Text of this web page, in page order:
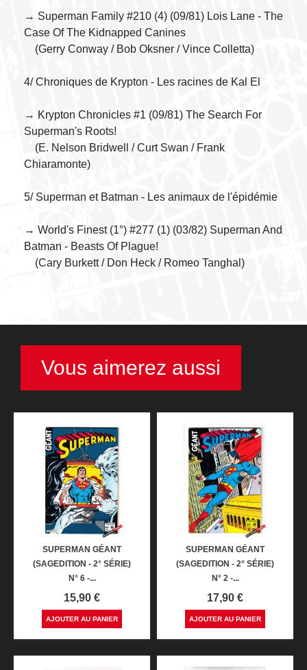
→ Superman Family #210 (4) (09/81) Lois Lane - The
Case Of The Kidnapped Canines
(Gerry Conway / Bob Oksner / Vince Colletta)
4/ Chroniques de Krypton - Les racines de Kal El
→ Krypton Chronicles #1 (09/81) The Search For
Superman's Roots!
(E. Nelson Bridwell / Curt Swan / Frank
Chiaramonte)
5/ Superman et Batman - Les animaux de l'épidémie
→ World's Finest (1°) #277 (1) (03/82) Superman And
Batman - Beasts Of Plague!
(Cary Burkett / Don Heck / Romeo Tanghal)
Vous aimerez aussi
SUPERMAN GÉANT
(SAGEDITION - 2° SÉRIE)
N° 6 -...
Prix
15,90 €
AJOUTER AU PANIER
SUPERMAN GÉANT
(SAGEDITION - 2° SÉRIE)
N° 2 -...
Prix
17,90 €
AJOUTER AU PANIER